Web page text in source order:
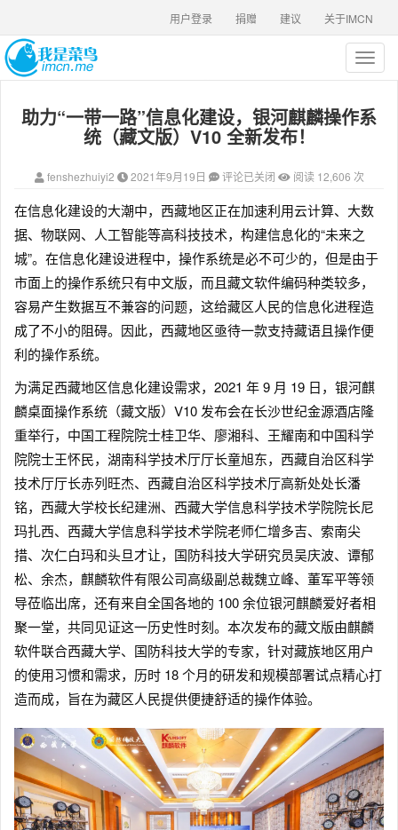
关于IMCN
建议
捐赠
用户登录
T
o
g
l
v
i
g
a
i
o
n
助力“一带一路”信息化建设，银河麒麟操作系
统（藏文版）V10 全新发布！
fenshezhuiyi2 2021年9月19日 评论已关闭 阅读 12,606 次
在信息化建设的大潮中，西藏地区正在加速利用云计算、大数
据、物联网、人工智能等高科技技术，构建信息化的“未来之
城”。在信息化建设进程中，操作系统是必不可少的，但是由于
市面上的操作系统只有中文版，而且藏文软件编码种类较多，
容易产生数据互不兼容的问题，这给藏区人民的信息化进程造
成了不小的阻碍。因此，西藏地区亟待一款支持藏语且操作便
利的操作系统。
为满足西藏地区信息化建设需求，2021 年 9 月 19 日，银河麒
麟桌面操作系统（藏文版）V10 发布会在长沙世纪金源酒店隆
重举行，中国工程院院士桂卫华、廖湘科、王耀南和中国科学
院院士王怀民，湖南科学技术厅厅长童旭东，西藏自治区科学
技术厅厅长赤列旺杰、西藏自治区科学技术厅高新处处长潘
铭，西藏大学校长纪建洲、西藏大学信息科学技术学院院长尼
玛扎西、西藏大学信息科学技术学院老师仁增多吉、索南尖
措、次仁白玛和头旦才让，国防科技大学研究员吴庆波、谭郁
松、余杰，麒麟软件有限公司高级副总裁魏立峰、董军平等领
导莅临出席，还有来自全国各地的 100 余位银河麒麟爱好者相
聚一堂，共同见证这一历史性时刻。本次发布的藏文版由麒麟
软件联合西藏大学、国防科技大学的专家，针对藏族地区用户
的使用习惯和需求，历时 18 个月的研发和规模部署试点精心打
造而成，旨在为藏区人民提供便捷舒适的操作体验。